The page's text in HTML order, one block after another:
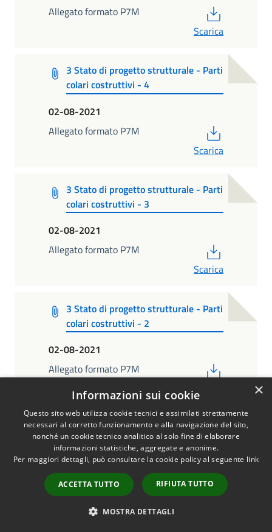
Allegato formato P7M
Scarica
3 Stato di progetto strutturale - Parti
colari costruttivi - 4
02-08-2021
Allegato formato P7M
Scarica
3 Stato di progetto strutturale - Parti
colari costruttivi - 3
02-08-2021
Allegato formato P7M
Scarica
3 Stato di progetto strutturale - Parti
colari costruttivi - 2
02-08-2021
Allegato formato P7M
3 Stato di progetto strutturale - Parti
colari costruttivi - 1
02-08-2021
Allegato formato P7M
PDF
×
Informazioni sui cookie
Questo sito web utilizza cookie tecnici e assimilati strettamente
necessari al corretto funzionamento e alla navigazione del sito,
nonché un cookie tecnico analitico al solo fine di elaborare
informazioni statistiche, aggregate e anonime.
Per maggiori dettagli, può consultare la cookie policy al seguente link
ACCETTA TUTTO RIFIUTA TUTTO
MOSTRA DETTAGLI